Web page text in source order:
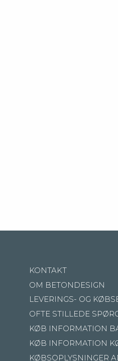
KONTAKT
OM BETONDESIGN
LEVERINGS- OG
OFTE STILLEDE
KØB INFORMATION
KØB INFORMATION
KØBSOPLYSNINGER